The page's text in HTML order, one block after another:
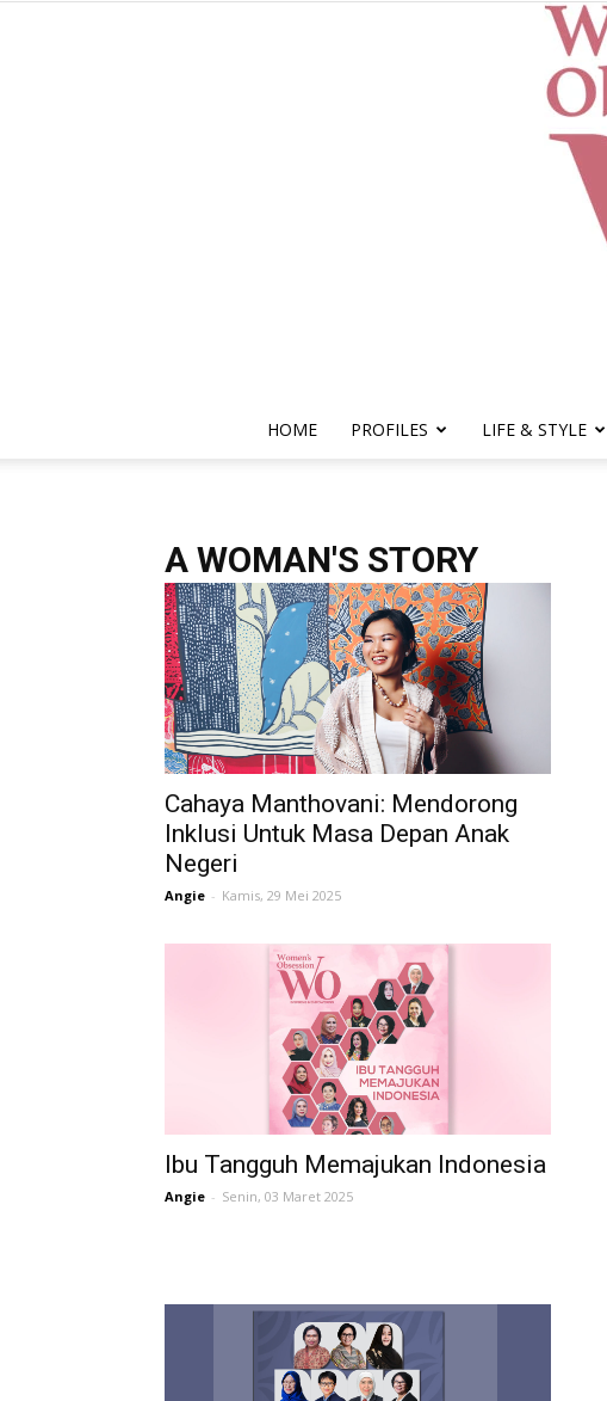
HOME PROFILES LIFE & STYLE
A WOMAN'S STORY
Cahaya Manthovani: Mendorong
Inklusi Untuk Masa Depan Anak
Negeri
Angie - Kamis, 29 Mei 2025
Ibu Tangguh Memajukan Indonesia
Angie - Senin, 03 Maret 2025